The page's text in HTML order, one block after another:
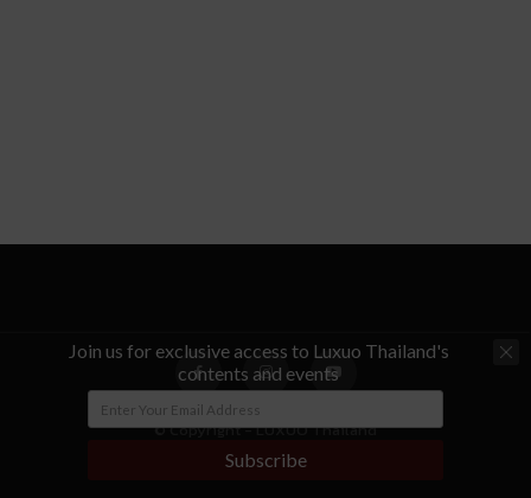
© Copyright - LUXUO Thailand
Join us for exclusive access to Luxuo Thailand's
contents and events
Subscribe